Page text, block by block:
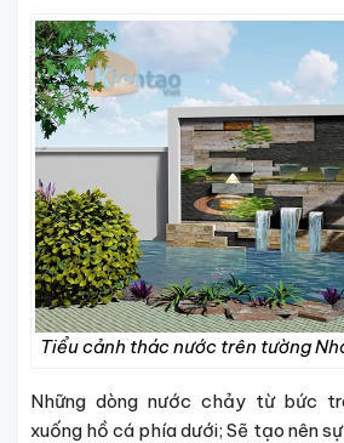
Tiểu cảnh thác nước trên tường
Những dòng nước chảy từ bức
xuống hồ cá phía dưới; Sẽ tạo nên